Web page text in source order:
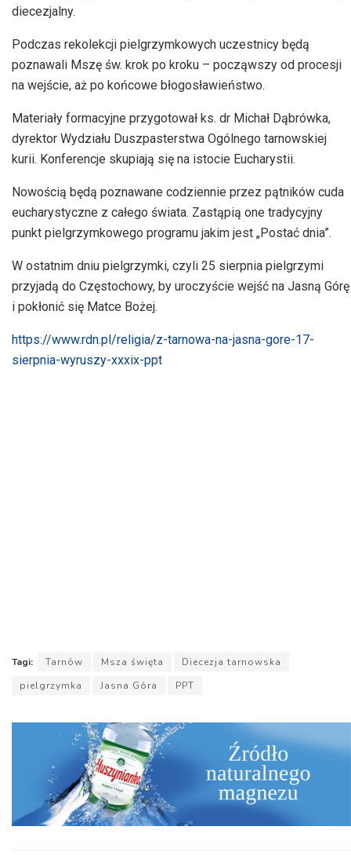
diecezjalny.
Podczas rekolekcji pielgrzymkowych uczestnicy będą
poznawali Mszę św. krok po kroku – począwszy od procesji
na wejście, aż po końcowe błogosławieństwo.
Materiały formacyjne przygotował ks. dr Michał Dąbrówka,
dyrektor Wydziału Duszpasterstwa Ogólnego tarnowskiej
kurii. Konferencje skupiają się na istocie Eucharystii.
Nowością będą poznawane codziennie przez pątników cuda
eucharystyczne z całego świata. Zastąpią one tradycyjny
punkt pielgrzymkowego programu jakim jest „Postać dnia”.
W ostatnim dniu pielgrzymki, czyli 25 sierpnia pielgrzymi
przyjadą do Częstochowy, by uroczyście wejść na Jasną Górę
i pokłonić się Matce Bożej.
https://www.rdn.pl/religia/z-tarnowa-na-jasna-gore-17-
sierpnia-wyruszy-xxxix-ppt
Tagi: Tarnów Msza święta
Diecezja tarnowska
pielgrzymka
Jasna Góra PPT